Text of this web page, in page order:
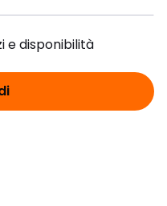
e disponibilità